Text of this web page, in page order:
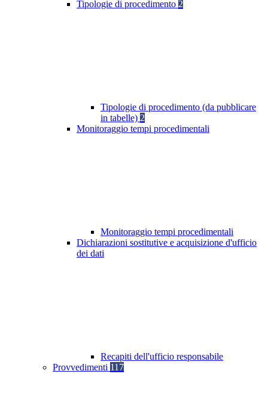
Tipologie di procedimento 2
Tipologie di procedimento (da pubblicare
in tabelle) 2
Monitoraggio tempi procedimentali
Monitoraggio tempi procedimentali
Dichiarazioni sostitutive e acquisizione d'ufficio
dei dati
Recapiti dell'ufficio responsabile
Provvedimenti 117